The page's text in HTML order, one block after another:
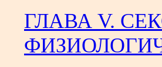
ГЛАВА V.